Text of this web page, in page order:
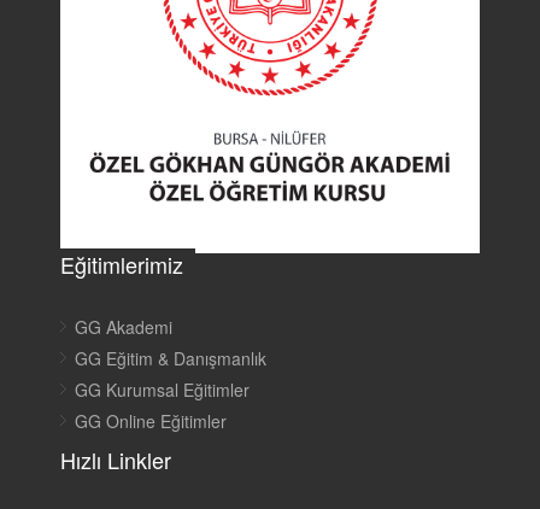
Eğitimlerimiz
GG Akademi
GG Eğitim & Danışmanlık
GG Kurumsal Eğitimler
GG Online Eğitimler
Hızlı Linkler